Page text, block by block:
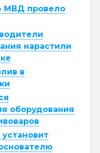
МВД провело
нарастили
в
оборудования